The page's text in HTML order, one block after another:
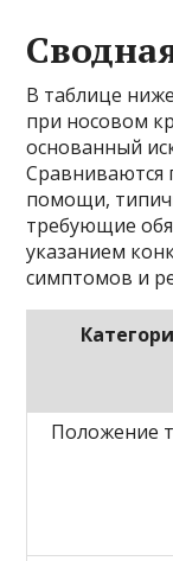
В таблице
при носовом
основанный
Сравниваются
помощи,
требующие
указанием
симптомов и
Положение